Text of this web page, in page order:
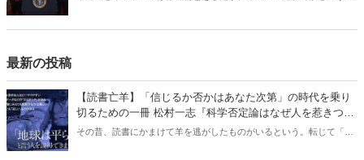
最新の投稿
【読書亡羊】「信じるか否かはあなた次第」の時代を乗り
切るための一冊 松村一志『科学否定論はなぜ人を惹きつけ
るのか』（ちくま新書）｜梶原麻衣子
その昔、読書にかまけて羊を逃がしたものがいるという。転じて「読